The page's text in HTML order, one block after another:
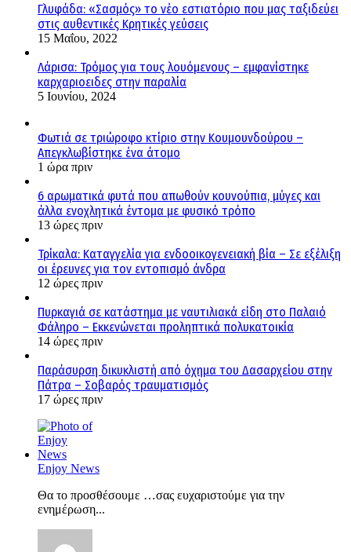
Γλυφάδα: «Σασμός» το νέο εστιατόριο που μας ταξιδεύει
στις αυθεντικές Κρητικές γεύσεις
15 Μαΐου, 2022
Λάρισα: Τρόμος για τους λουόμενους – εμφανίστηκε
καρχαριοειδες στην παραλία
5 Ιουνίου, 2024
Φωτιά σε τριώροφο κτίριο στην Κουμουνδούρου –
Απεγκλωβίστηκε ένα άτομο
1 ώρα πριν
6 αρωματικά φυτά που απωθούν κουνούπια, μύγες και
άλλα ενοχλητικά έντομα με φυσικό τρόπο
13 ώρες πριν
Τρίκαλα: Καταγγελία για ενδοοικογενειακή βία – Σε εξέλιξη
οι έρευνες για τον εντοπισμό άνδρα
12 ώρες πριν
Πυρκαγιά σε κατάστημα με ναυτιλιακά είδη στο Παλαιό
Φάληρο – Εκκενώνεται προληπτικά πολυκατοικία
14 ώρες πριν
Παράσυρση δικυκλιστή από όχημα του Δασαρχείου στην
Πάτρα – Σοβαρός τραυματισμός
17 ώρες πριν
Enjoy News
Θα το προσθέσουμε …σας ευχαριστούμε για την
ενημέρωση...